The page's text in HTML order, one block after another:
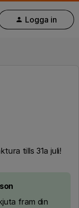
Logga in
tills 31a juli!
fram din